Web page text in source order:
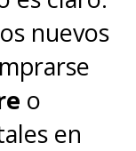
nuevos
o
en